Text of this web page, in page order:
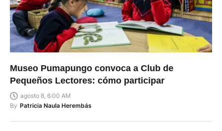
Museo Pumapungo convoca a Club de
Pequeños Lectores: cómo participar
agosto 8, 6:00 AM
By Patricia Naula Herembás